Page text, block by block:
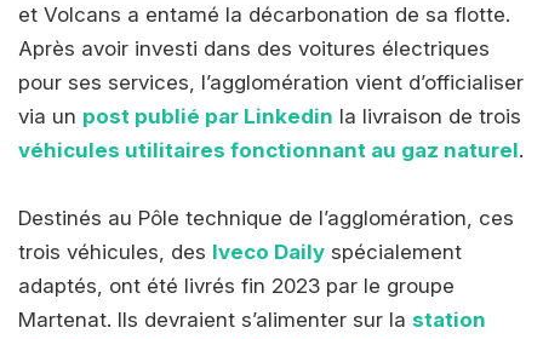
et Volcans a entamé la décarbonation de sa flotte.
Après avoir investi dans des voitures électriques
pour ses services, l’agglomération vient d’officialiser
via un post publié par Linkedin la livraison de trois
véhicules utilitaires fonctionnant au gaz naturel.
Destinés au Pôle technique de l’agglomération, ces
trois véhicules, des Iveco Daily spécialement
adaptés, ont été livrés fin 2023 par le groupe
Martenat. Ils devraient s’alimenter sur la station